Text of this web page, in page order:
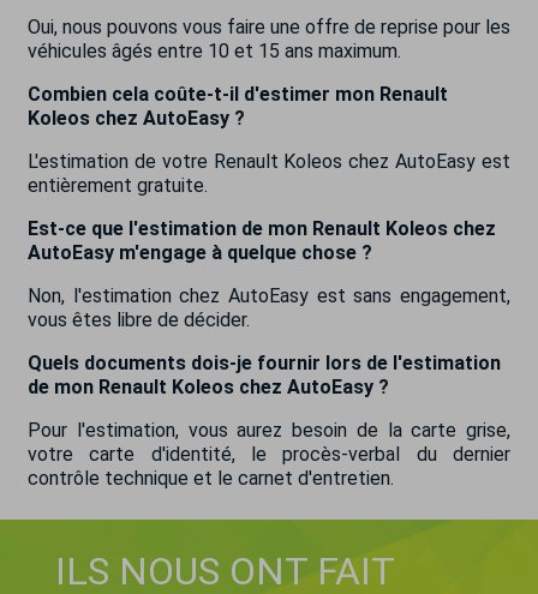
Oui, nous pouvons vous faire une offre de reprise pour les
véhicules âgés entre 10 et 15 ans maximum.
Combien cela coûte-t-il d'estimer mon Renault
Koleos chez AutoEasy ?
L'estimation de votre Renault Koleos chez AutoEasy est
entièrement gratuite.
Est-ce que l'estimation de mon Renault Koleos chez
AutoEasy m'engage à quelque chose ?
Non, l'estimation chez AutoEasy est sans engagement,
vous êtes libre de décider.
Quels documents dois-je fournir lors de l'estimation
de mon Renault Koleos chez AutoEasy ?
Pour l'estimation, vous aurez besoin de la carte grise,
votre carte d'identité, le procès-verbal du dernier
contrôle technique et le carnet d'entretien.
ILS NOUS ONT FAIT